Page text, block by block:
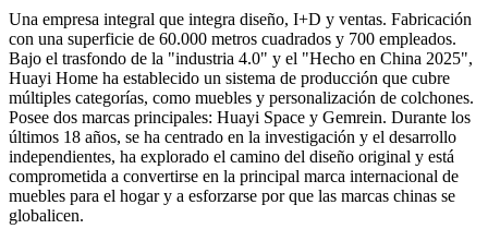
Una empresa integral que integra diseño, I+D y ventas. Fabricación
con una superficie de 60.000 metros cuadrados y 700 empleados.
Bajo el trasfondo de la "industria 4.0" y el "Hecho en China 2025",
Huayi Home ha establecido un sistema de producción que cubre
múltiples categorías, como muebles y personalización de colchones.
Posee dos marcas principales: Huayi Space y Gemrein. Durante los
últimos 18 años, se ha centrado en la investigación y el desarrollo
independientes, ha explorado el camino del diseño original y está
comprometida a convertirse en la principal marca internacional de
muebles para el hogar y a esforzarse por que las marcas chinas se
globalicen.